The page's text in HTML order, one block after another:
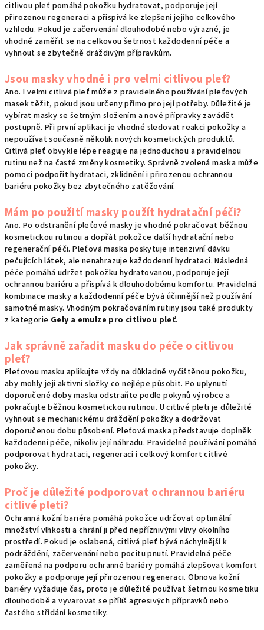
citlivou pleť pomáhá pokožku hydratovat, podporuje její
přirozenou regeneraci a přispívá ke zlepšení jejího celkového
vzhledu. Pokud je začervenání dlouhodobé nebo výrazné, je
vhodné zaměřit se na celkovou šetrnost každodenní péče a
vyhnout se zbytečně dráždivým přípravkům.
Jsou masky vhodné i pro velmi citlivou pleť?
Ano. I velmi citlivá pleť může z pravidelného používání pleťových
masek těžit, pokud jsou určeny přímo pro její potřeby. Důležité je
vybírat masky se šetrným složením a nové přípravky zavádět
postupně. Při první aplikaci je vhodné sledovat reakci pokožky a
nepoužívat současně několik nových kosmetických produktů.
Citlivá pleť obvykle lépe reaguje na jednoduchou a pravidelnou
rutinu než na časté změny kosmetiky. Správně zvolená maska může
pomoci podpořit hydrataci, zklidnění i přirozenou ochrannou
bariéru pokožky bez zbytečného zatěžování.
Mám po použití masky použít hydratační péči?
Ano. Po odstranění pleťové masky je vhodné pokračovat běžnou
kosmetickou rutinou a dopřát pokožce další hydratační nebo
regenerační péči. Pleťová maska poskytuje intenzivní dávku
pečujících látek, ale nenahrazuje každodenní hydrataci. Následná
péče pomáhá udržet pokožku hydratovanou, podporuje její
ochrannou bariéru a přispívá k dlouhodobému komfortu. Pravidelná
kombinace masky a každodenní péče bývá účinnější než používání
samotné masky. Vhodným pokračováním rutiny jsou také produkty
z kategorie Gely a emulze pro citlivou pleť.
Jak správně zařadit masku do péče o citlivou
pleť?
Pleťovou masku aplikujte vždy na důkladně vyčištěnou pokožku,
aby mohly její aktivní složky co nejlépe působit. Po uplynutí
doporučené doby masku odstraňte podle pokynů výrobce a
pokračujte běžnou kosmetickou rutinou. U citlivé pleti je důležité
vyhnout se mechanickému dráždění pokožky a dodržovat
doporučenou dobu působení. Pleťová maska představuje doplněk
každodenní péče, nikoliv její náhradu. Pravidelné používání pomáhá
podporovat hydrataci, regeneraci i celkový komfort citlivé
pokožky.
Proč je důležité podporovat ochrannou bariéru
citlivé pleti?
Ochranná kožní bariéra pomáhá pokožce udržovat optimální
množství vlhkosti a chrání ji před nepříznivými vlivy okolního
prostředí. Pokud je oslabená, citlivá pleť bývá náchylnější k
podráždění, začervenání nebo pocitu pnutí. Pravidelná péče
zaměřená na podporu ochranné bariéry pomáhá zlepšovat komfort
pokožky a podporuje její přirozenou regeneraci. Obnova kožní
bariéry vyžaduje čas, proto je důležité používat šetrnou kosmetiku
dlouhodobě a vyvarovat se příliš agresivých přípravků nebo
častého střídání kosmetiky.